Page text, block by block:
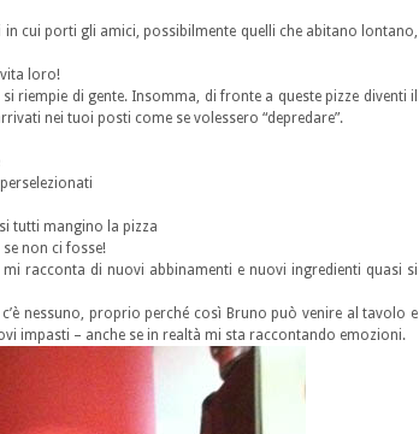
cui porti gli amici, possibilmente quelli che abitano lontano,
vita loro!
riempie di gente. Insomma, di fronte a queste pizze diventi il
nei tuoi posti come se volessero “depredare”.
tutti mangino la pizza
non ci fosse!
racconta di nuovi abbinamenti e nuovi ingredienti quasi si
nessuno, proprio perché così Bruno può venire al tavolo e
impasti – anche se in realtà mi sta raccontando emozioni.